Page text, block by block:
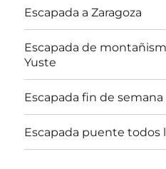
Escapada a Zaragoza
Escapada de
Yuste
Escapada fin de semana
Escapada puente todos